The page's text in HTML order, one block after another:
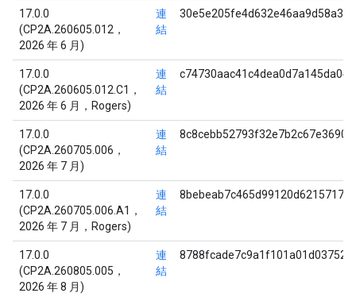
17.0.0
(CP2A.260605.012，
2026 年 6 月)
連
結
17.0.0
(CP2A.260605.012.C1，
2026 年 6 月，Rogers)
連
結
17.0.0
(CP2A.260705.006，
2026 年 7 月)
連
結
17.0.0
(CP2A.260705.006.A1，
2026 年 7 月，Rogers)
連
結
17.0.0
(CP2A.260805.005，
2026 年 8 月)
連
結